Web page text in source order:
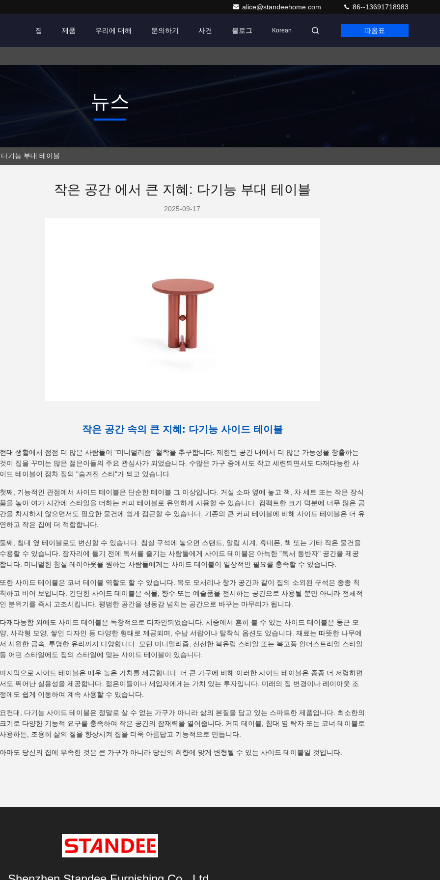
alice@standeehome.com 86--13691718983
집 제품 우리에 대해 문의하기 사건 블로그 Korean 따옴표
뉴스
기능 부대 테이블
작은 공간 에서 큰 지혜: 다기능 부대 테이블
2025-09-17
작은 공간 속의 큰 지혜: 다기능 사이드 테이블
현대 생활에서 점점 더 많은 사람들이 "미니멀리즘" 철학을 추구합니다. 제한된 공간 내에서 더 많은 가능성을 창출하는
것이 집을 꾸미는 많은 젊은이들의 주요 관심사가 되었습니다. 수많은 가구 중에서도 작고 세련되면서도 다재다능한 사
이드 테이블이 점차 집의 "숨겨진 스타"가 되고 있습니다.
첫째, 기능적인 관점에서 사이드 테이블은 단순한 테이블 그 이상입니다. 거실 소파 옆에 놓고 책, 차 세트 또는 작은 장식
품을 놓아 여가 시간에 스타일을 더하는 커피 테이블로 유연하게 사용할 수 있습니다. 컴팩트한 크기 덕분에 너무 많은 공
간을 차지하지 않으면서도 필요한 물건에 쉽게 접근할 수 있습니다. 기존의 큰 커피 테이블에 비해 사이드 테이블은 더 유
연하고 작은 집에 더 적합합니다.
둘째, 침대 옆 테이블로도 변신할 수 있습니다. 침실 구석에 놓으면 스탠드, 알람 시계, 휴대폰, 책 또는 기타 작은 물건을
수용할 수 있습니다. 잠자리에 들기 전에 독서를 즐기는 사람들에게 사이드 테이블은 아늑한 "독서 동반자" 공간을 제공
합니다. 미니멀한 침실 레이아웃을 원하는 사람들에게는 사이드 테이블이 일상적인 필요를 충족할 수 있습니다.
또한 사이드 테이블은 코너 테이블 역할도 할 수 있습니다. 복도 모서리나 창가 공간과 같이 집의 소외된 구석은 종종 칙
칙하고 비어 보입니다. 간단한 사이드 테이블은 식물, 향수 또는 예술품을 전시하는 공간으로 사용될 뿐만 아니라 전체적
인 분위기를 즉시 고조시킵니다. 평범한 공간을 생동감 넘치는 공간으로 바꾸는 마무리가 됩니다.
다재다능함 외에도 사이드 테이블은 독창적으로 디자인되었습니다. 시중에서 흔히 볼 수 있는 사이드 테이블은 둥근 모
양, 사각형 모양, 쌓인 디자인 등 다양한 형태로 제공되며, 수납 서랍이나 탈착식 옵션도 있습니다. 재료는 따뜻한 나무에
서 시원한 금속, 투명한 유리까지 다양합니다. 모던 미니멀리즘, 신선한 북유럽 스타일 또는 복고풍 인더스트리얼 스타일
등 어떤 스타일에도 집의 스타일에 맞는 사이드 테이블이 있습니다.
마지막으로 사이드 테이블은 매우 높은 가치를 제공합니다. 더 큰 가구에 비해 이러한 사이드 테이블은 종종 더 저렴하면
서도 뛰어난 실용성을 제공합니다. 젊은이들이나 세입자에게는 가치 있는 투자입니다. 미래의 집 변경이나 레이아웃 조
정에도 쉽게 이동하여 계속 사용할 수 있습니다.
요컨대, 다기능 사이드 테이블은 정말로 살 수 없는 가구가 아니라 삶의 본질을 담고 있는 스마트한 제품입니다. 최소한의
크기로 다양한 기능적 요구를 충족하여 작은 공간의 잠재력을 열어줍니다. 커피 테이블, 침대 옆 탁자 또는 코너 테이블로
사용하든, 조용히 삶의 질을 향상시켜 집을 더욱 아름답고 기능적으로 만듭니다.
아마도 당신의 집에 부족한 것은 큰 가구가 아니라 당신의 취향에 맞게 변형될 수 있는 사이드 테이블일 것입니다.